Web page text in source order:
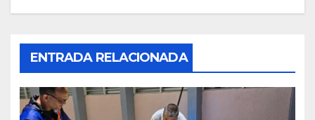
ENTRADA RELACIONADA